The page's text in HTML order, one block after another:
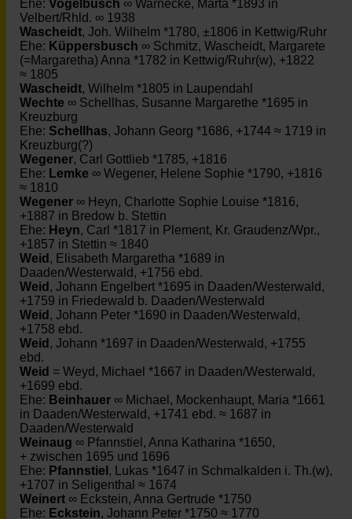
Ehe: Vogelbusch ∞ Warnecke, Marta *1893 in
Velbert/Rhld. ∞ 1938
Wascheidt, Joh. Wilhelm *1780, ±1806 in Kettwig/Ruhr
Ehe: Küppersbusch ∞ Schmitz, Wascheidt, Margarete
(=Margaretha) Anna *1782 in Kettwig/Ruhr(w), +1822
≈ 1805
Wascheidt, Wilhelm *1805 in Laupendahl
Wechte ∞ Schellhas, Susanne Margarethe *1695 in
Kreuzburg
Ehe: Schellhas, Johann Georg *1686, +1744 ≈ 1719 in
Kreuzburg(?)
Wegener, Carl Gottlieb *1785, +1816
Ehe: Lemke ∞ Wegener, Helene Sophie *1790, +1816
≈ 1810
Wegener ∞ Heyn, Charlotte Sophie Louise *1816,
+1887 in Bredow b. Stettin
Ehe: Heyn, Carl *1817 in Plement, Kr. Graudenz/Wpr.,
+1857 in Stettin ≈ 1840
Weid , Elisabeth Margaretha *1689 in
Daaden/Westerwald, +1756 ebd.
Weid , Johann Engelbert *1695 in Daaden/Westerwald,
+1759 in Friedewald b. Daaden/Westerwald
Weid , Johann Peter *1690 in Daaden/Westerwald,
+1758 ebd.
Weid , Johann *1697 in Daaden/Westerwald, +1755
ebd.
Weid = Weyd, Michael *1667 in Daaden/Westerwald,
+1699 ebd.
Ehe: Beinhauer ∞ Michael, Mockenhaupt, Maria *1661
in Daaden/Westerwald, +1741 ebd. ≈ 1687 in
Daaden/Westerwald
Weinaug ∞ Pfannstiel, Anna Katharina *1650,
+ zwischen 1695 und 1696
Ehe: Pfannstiel , Lukas *1647 in Schmalkalden i. Th.(w),
+1707 in Seligenthal ≈ 1674
Weinert ∞ Eckstein, Anna Gertrude *1750
Ehe: Eckstein, Johann Peter *1750 ≈ 1770